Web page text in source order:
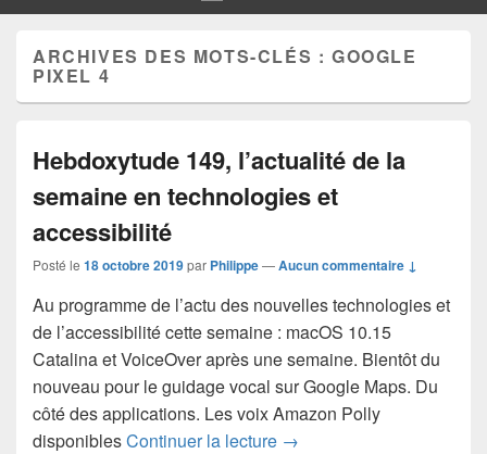
ARCHIVES DES MOTS-CLÉS :GOOGLE
PIXEL 4
Hebdoxytude 149, l’actualité de la
semaine en technologies et
accessibilité
Posté le 18 octobre 2019par Philippe—Aucun commentaire ↓
Au programme de l’actu des nouvelles technologies et
de l’accessibilité cette semaine : macOS 10.15
Catalina et VoiceOver après une semaine. Bientôt du
nouveau pour le guidage vocal sur Google Maps. Du
côté des applications. Les voix Amazon Polly
disponiblesContinuer la lecture Hebdoxytude 149,
→